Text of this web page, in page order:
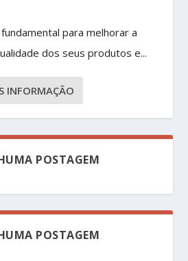
para melhorar a
dos seus produtos e...
INFORMAÇÃO
POSTAGEM
POSTAGEM